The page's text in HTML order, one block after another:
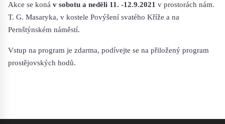
Akce se koná v sobotu a neděli 11. -12.9.2021 v prostorách nám.
T. G. Masaryka, v kostele Povýšení svatého Kříže a na
Pernštýnském náměstí.
Vstup na program je zdarma, podívejte se na přiložený program
prostějovských hodů.